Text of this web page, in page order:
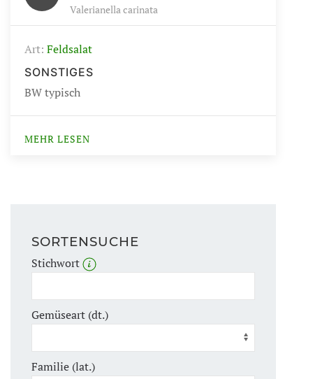
Valerianella carinata
Art: Feldsalat
SONSTIGES
BW typisch
MEHR LESEN
SORTENSUCHE
Stichwort
Gemüseart (dt.)
Familie (lat.)